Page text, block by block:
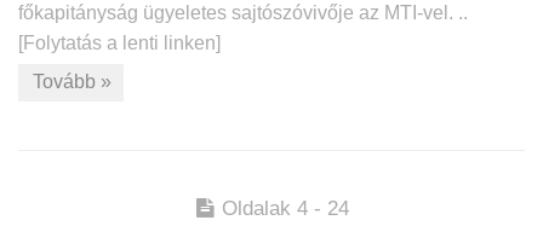
főkapitányság ügyeletes sajtószóvivője az MTI-vel. ..
[Folytatás a lenti linken]
Tovább »
Oldalak 4 - 24